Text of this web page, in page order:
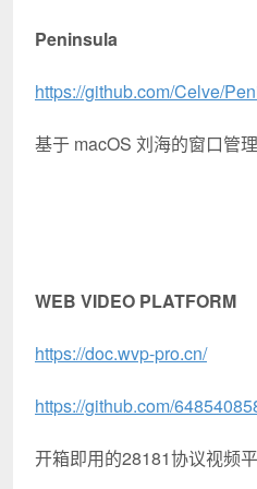
Peninsula
https://github.com/Celve/
基于 macOS 刘海的窗口管
WEB VIDEO PLATFORM
https://doc.wvp-pro.cn/
https://github.com/
开箱即用的28181协议视频